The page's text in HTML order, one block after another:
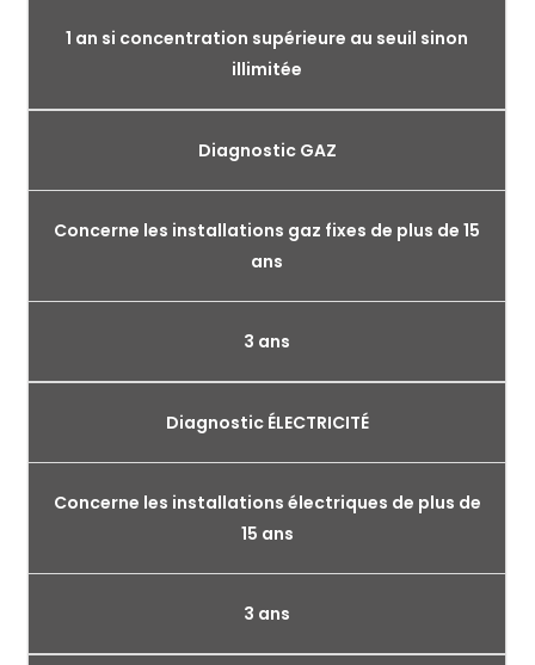
1 an si concentration supérieure au seuil sinon
illimitée
Diagnostic GAZ
Concerne les installations gaz fixes de plus de 15
ans
3 ans
Diagnostic ÉLECTRICITÉ
Concerne les installations électriques de plus de
15 ans
3 ans